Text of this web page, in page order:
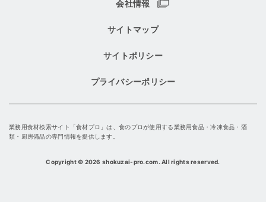
会社情報
サイトマップ
サイトポリシー
プライバシーポリシー
業務用食材検索サイト「食材プロ」は、食のプロが使用する業務用食品・冷凍食品・酒
類・厨房備品の専門情報を提供します。
Copyright © 2026 shokuzai-pro.com. All rights reserved.